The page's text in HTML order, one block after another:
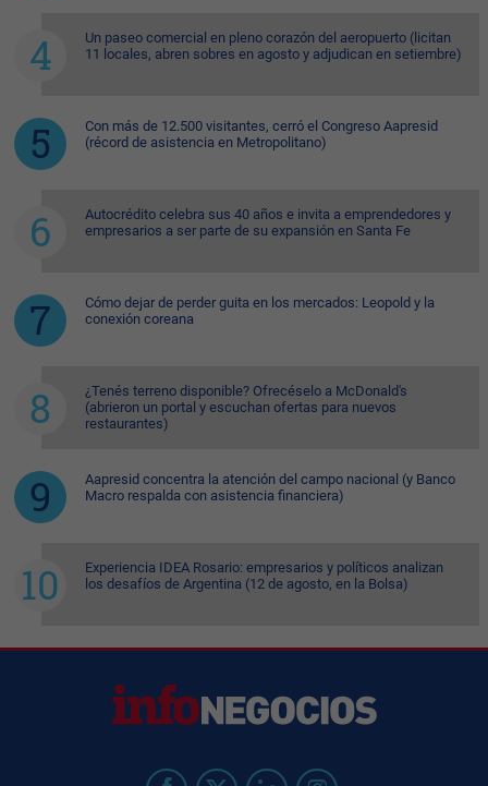
Un paseo comercial en pleno corazón del aeropuerto (licitan
11 locales, abren sobres en agosto y adjudican en setiembre)
Con más de 12.500 visitantes, cerró el Congreso Aapresid
(récord de asistencia en Metropolitano)
Autocrédito celebra sus 40 años e invita a emprendedores y
empresarios a ser parte de su expansión en Santa Fe
Cómo dejar de perder guita en los mercados: Leopold y la
conexión coreana
¿Tenés terreno disponible? Ofrecéselo a McDonald's
(abrieron un portal y escuchan ofertas para nuevos
restaurantes)
Aapresid concentra la atención del campo nacional (y Banco
Macro respalda con asistencia financiera)
Experiencia IDEA Rosario: empresarios y políticos analizan
los desafíos de Argentina (12 de agosto, en la Bolsa)